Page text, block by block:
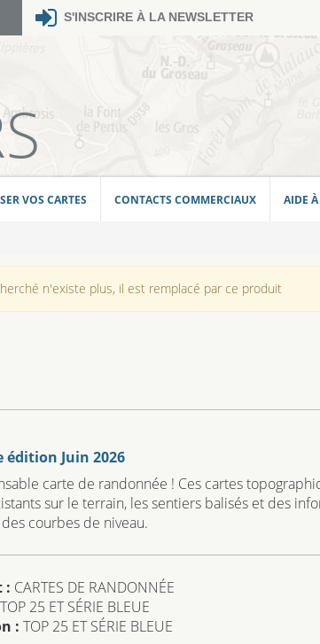
S'INSCRIRE À LA NEWSLETTER
VOS CARTES CONTACTS COMMERCIAUX AIDE
n'existe plus, il est remplacé par ce produit
édition Juin 2026
carte de randonnée ! Ces cartes
sur le terrain, les sentiers balisés et des
courbes de niveau.
: CARTES DE RANDONNÉE
TOP 25 ET SÉRIE BLEUE
: TOP 25 ET SÉRIE BLEUE